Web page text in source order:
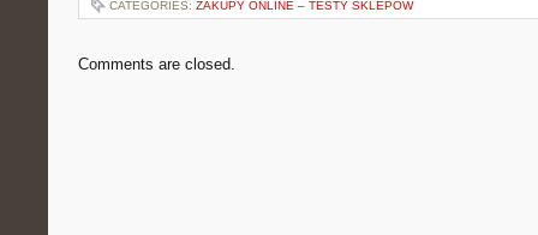
CATEGORIES: ZAKUPY ONLINE – TESTY SKLEPÓW
Comments are closed.